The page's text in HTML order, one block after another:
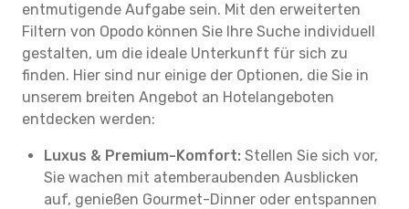
entmutigende Aufgabe sein. Mit den erweiterten
Filtern von Opodo können Sie Ihre Suche individuell
gestalten, um die ideale Unterkunft für sich zu
finden. Hier sind nur einige der Optionen, die Sie in
unserem breiten Angebot an Hotelangeboten
entdecken werden:
Luxus & Premium-Komfort: Stellen Sie sich vor,
Sie wachen mit atemberaubenden Ausblicken
auf, genießen Gourmet-Dinner oder entspannen